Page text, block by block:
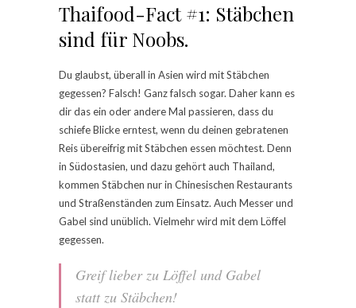
Thaifood-Fact #1: Stäbchen
sind für Noobs.
Du glaubst, überall in Asien wird mit Stäbchen
gegessen? Falsch! Ganz falsch sogar. Daher kann es
dir das ein oder andere Mal passieren, dass du
schiefe Blicke erntest, wenn du deinen gebratenen
Reis übereifrig mit Stäbchen essen möchtest. Denn
in Südostasien, und dazu gehört auch Thailand,
kommen Stäbchen nur in Chinesischen Restaurants
und Straßenständen zum Einsatz. Auch Messer und
Gabel sind unüblich. Vielmehr wird mit dem Löffel
gegessen.
Greif lieber zu Löffel und Gabel
statt zu Stäbchen!